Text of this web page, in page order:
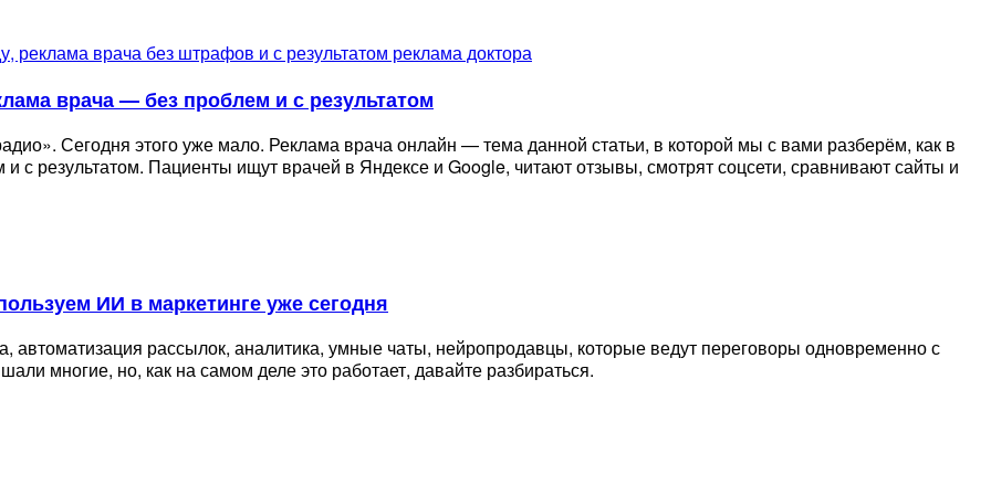
врача — без проблем и с результатом
Сегодня этого уже мало. Реклама врача онлайн — тема данной статьи, в которой мы с вами разберём, как в
и с результатом. Пациенты ищут врачей в Яндексе и Google, читают отзывы, смотрят соцсети, сравнивают сайты и
ИИ в маркетинге уже сегодня
автоматизация рассылок, аналитика, умные чаты, нейропродавцы, которые ведут переговоры одновременно с
многие, но, как на самом деле это работает, давайте разбираться.